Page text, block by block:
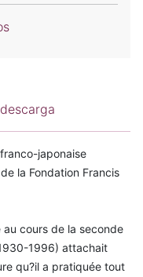
japonaise
la Fondation Francis
au cours de la seconde
1996) attachait
qu?il a pratiquée tout